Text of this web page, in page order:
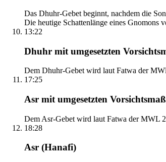
Das Dhuhr-Gebet beginnt, nachdem die
Die heutige Schattenlänge eines Gnomons
13:22
Dhuhr mit umgesetzten
Dem Dhuhr-Gebet wird laut Fatwa der
17:25
Asr mit umgesetzten
Dem Asr-Gebet wird laut Fatwa der MWL
18:28
Asr (Hanafi)